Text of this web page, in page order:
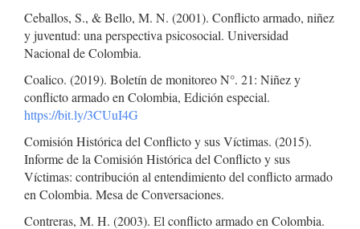
Ceballos, S., & Bello, M. N. (2001). Conflicto armado, niñez
y juventud: una perspectiva psicosocial. Universidad
Nacional de Colombia.
Coalico. (2019). Boletín de monitoreo N°. 21: Niñez y
conflicto armado en Colombia, Edición especial.
https://bit.ly/3CUuI4G
Comisión Histórica del Conflicto y sus Víctimas. (2015).
Informe de la Comisión Histórica del Conflicto y sus
Víctimas: contribución al entendimiento del conflicto armado
en Colombia. Mesa de Conversaciones.
Contreras, M. H. (2003). El conflicto armado en Colombia.